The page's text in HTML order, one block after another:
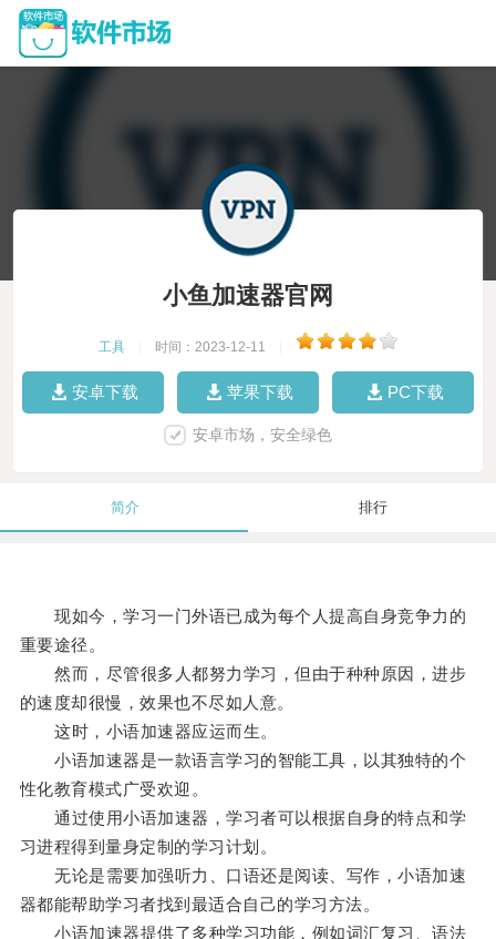
小鱼加速器官网
工具 时间：2023-12-11
安卓下载 苹果下载 PC下载
安卓市场，安全绿色
简介 排行
现如今，学习一门外语已成为每个人提高自身竞争力的
重要途径。
然而，尽管很多人都努力学习，但由于种种原因，进步
的速度却很慢，效果也不尽如人意。
这时，小语加速器应运而生。
小语加速器是一款语言学习的智能工具，以其独特的个
性化教育模式广受欢迎。
通过使用小语加速器，学习者可以根据自身的特点和学
习进程得到量身定制的学习计划。
无论是需要加强听力、口语还是阅读、写作，小语加速
器都能帮助学习者找到最适合自己的学习方法。
小语加速器提供了多种学习功能，例如词汇复习、语法